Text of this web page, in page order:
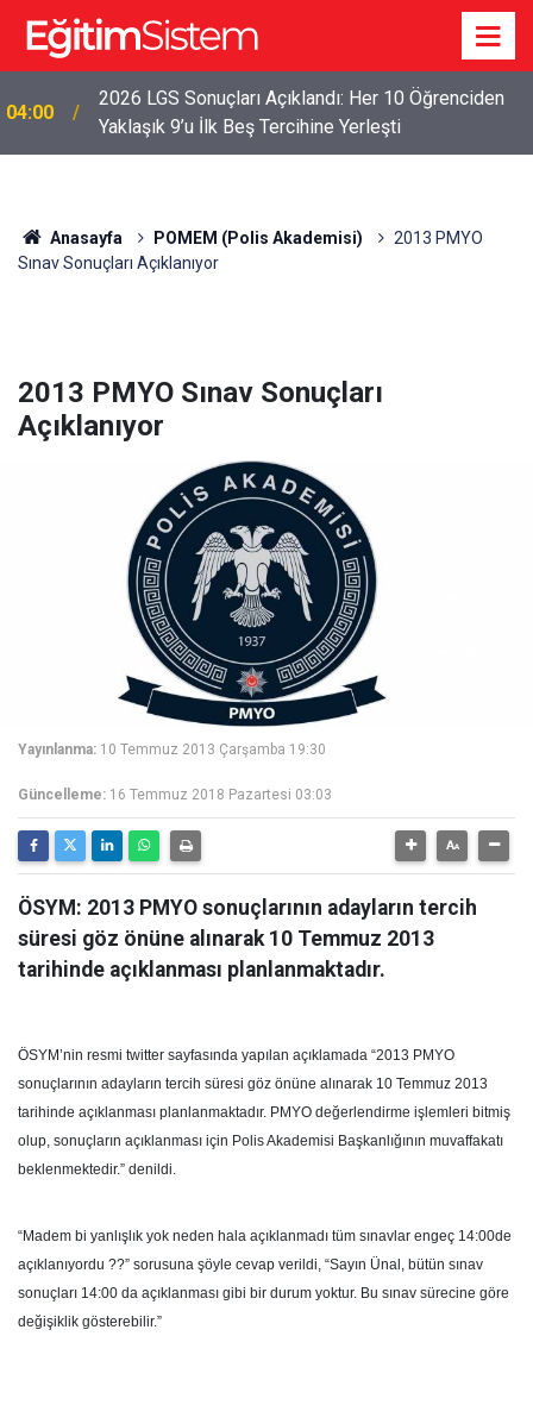
04:00
2026 LGS Sonuçları Açıklandı: Her 10 Öğrenciden
Yaklaşık 9’u İlk Beş Tercihine Yerleşti
Anasayfa POMEM (Polis Akademisi)
2013 PMYO
Sınav Sonuçları Açıklanıyor
2013 PMYO Sınav Sonuçları
Açıklanıyor
Yayınlanma: 10 Temmuz 2013 Çarşamba 19:30
Güncelleme: 16 Temmuz 2018 Pazartesi 03:03
ÖSYM: 2013 PMYO sonuçlarının adayların tercih
süresi göz önüne alınarak 10 Temmuz 2013
tarihinde açıklanması planlanmaktadır.
ÖSYM’nin resmi twitter sayfasında yapılan açıklamada “2013 PMYO
sonuçlarının adayların tercih süresi göz önüne alınarak 10 Temmuz 2013
tarihinde açıklanması planlanmaktadır. PMYO değerlendirme işlemleri bitmiş
olup, sonuçların açıklanması için Polis Akademisi Başkanlığının muvaffakatı
beklenmektedir.” denildi.
“Madem bi yanlışlık yok neden hala açıklanmadı tüm sınavlar engeç 14:00de
açıklanıyordu ??” sorusuna şöyle cevap verildi, “Sayın Ünal, bütün sınav
sonuçları 14:00 da açıklanması gibi bir durum yoktur. Bu sınav sürecine göre
değişiklik gösterebilir.”